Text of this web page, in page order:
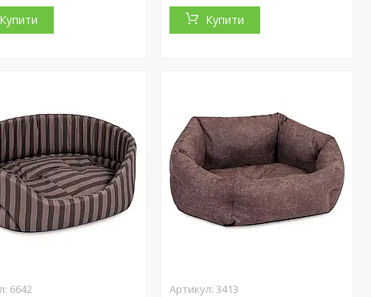
Купити Купити
6642 3413